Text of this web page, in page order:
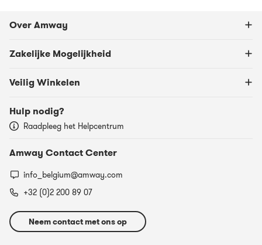
Over Amway
Zakelijke Mogelijkheid
Veilig Winkelen
Hulp nodig?
Raadpleeg het Helpcentrum
Amway Contact Center
info_belgium@amway.com
+32 (0)2 200 89 07
Neem contact met ons op